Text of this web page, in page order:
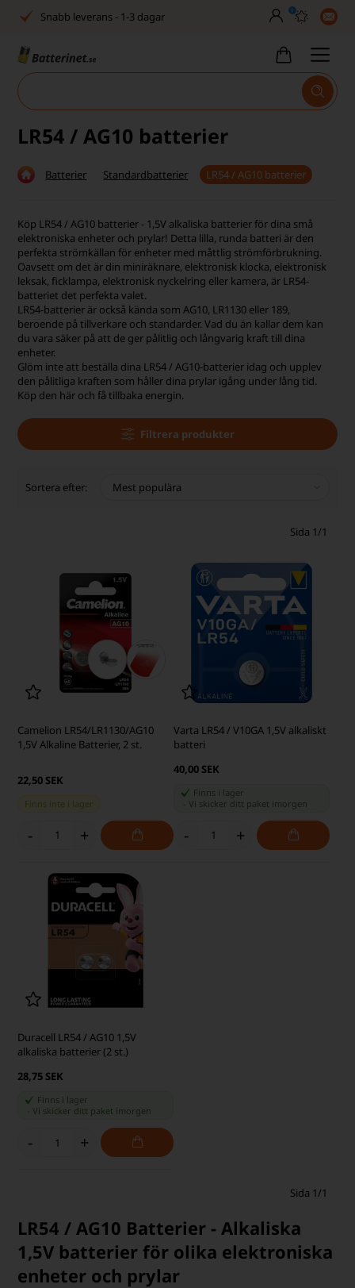
Snabb leverans - 1-3 dagar
Inga dolda avgifter
Bra Trustscore
Billig leverans från 49,-
Inga dolda avgifter
Fasta låga priser
Tel. är stängd vecka 27–32
Bra Trustscore
0
LR54 / AG10 batterier
Batterier Standardbatterier LR54 / AG10 batterier
Köp LR54 / AG10 batterier - 1,5V alkaliska batterier för dina små
elektroniska enheter och prylar! Detta lilla, runda batteri är den
perfekta strömkällan för enheter med måttlig strömförbrukning.
Oavsett om det är din miniräknare, elektronisk klocka, elektronisk
leksak, ficklampa, elektronisk nyckelring eller kamera, är LR54-
batteriet det perfekta valet.
LR54-batterier är också kända som AG10, LR1130 eller 189,
beroende på tillverkare och standarder. Vad du än kallar dem kan
du vara säker på att de ger pålitlig och långvarig kraft till dina
enheter.
Glöm inte att beställa dina LR54 / AG10-batterier idag och upplev
den pålitliga kraften som håller dina prylar igång under lång tid.
Köp den här och få tillbaka energin.
Filtrera produkter
Sortera efter:
Sida 1/1
Camelion LR54/LR1130/AG10
1,5V Alkaline Batterier, 2 st.
22,50 SEK
Finns inte i lager
- +
Varta LR54 / V10GA 1,5V alkaliskt
batteri
40,00 SEK
Finns i lager
Vi skicker ditt paket imorgen
- +
Duracell LR54 / AG10 1,5V
alkaliska batterier (2 st.)
28,75 SEK
Finns i lager
-Vi skicker ditt paket imorgen
- +
Sida 1/1
LR54 / AG10 Batterier - Alkaliska
1,5V batterier för olika elektroniska
enheter och prylar